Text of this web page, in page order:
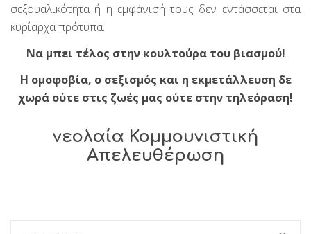
σεξουαλικότητα ή η εμφάνισή τους δεν εντάσσεται στα
κυρίαρχα πρότυπα.
Να μπει τέλος στην κουλτούρα του βιασμού!
Η ομοφοβία, ο σεξισμός και η εκμετάλλευση δε
χωρά ούτε στις ζωές μας ούτε στην τηλεόραση!
νεολαία Κομμουνιστική
Απελευθέρωση